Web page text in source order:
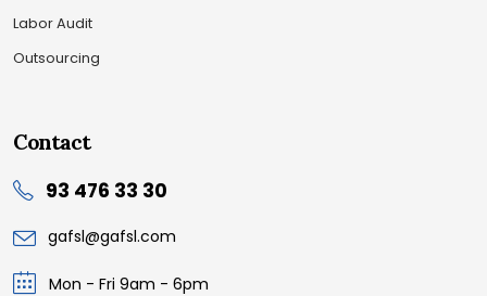
Labor Audit
Outsourcing
Contact
93 476 33 30
gafsl@gafsl.com
Mon - Fri 9am - 6pm